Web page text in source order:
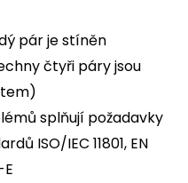
pár je stíněn
čtyři páry jsou
splňují požadavky
ISO/IEC 11801, EN